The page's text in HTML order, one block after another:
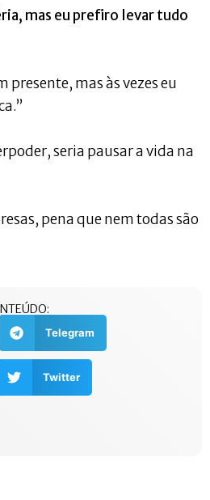
mas eu prefiro levar tudo
presente, mas às vezes eu
seria pausar a vida na
pena que nem todas são
Telegram
Twitter